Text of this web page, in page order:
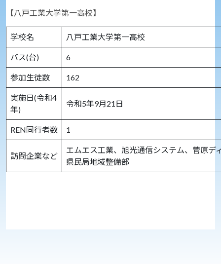
【八戸工業大学第一高校】
学校名 八戸工業大学第一高校
バス(台) 6
参加生徒数 162
実施日(令和4
年)
令和5年9月21日
REN同行者数 1
訪問企業など
エムエス工業、旭光通信システム、菅原
県民局地域整備部